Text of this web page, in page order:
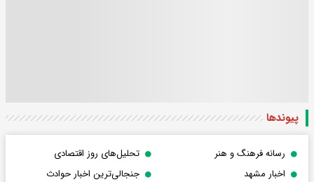
پیوندها
رسانه فرهنگ و هنر
تحلیل‌های روز اقتصادی
اخبار مشهد
جنجالی‌ترین اخبار حوادث